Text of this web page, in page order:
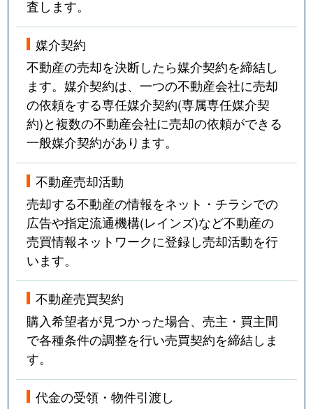
査します。
媒介契約
不動産の売却を決断したら媒介契約を締結し
ます。媒介契約は、一つの不動産会社に売却
の依頼をする専任媒介契約(専属専任媒介契
約)と複数の不動産会社に売却の依頼ができる
一般媒介契約があります。
不動産売却活動
売却する不動産の情報をネット・チラシでの
広告や指定流通機構(レインズ)など不動産の
売買情報ネットワークに登録し売却活動を行
います。
不動産売買契約
購入希望者が見つかった場合、売主・買主間
で各種条件の調整を行い売買契約を締結しま
す。
代金の受領・物件引渡し